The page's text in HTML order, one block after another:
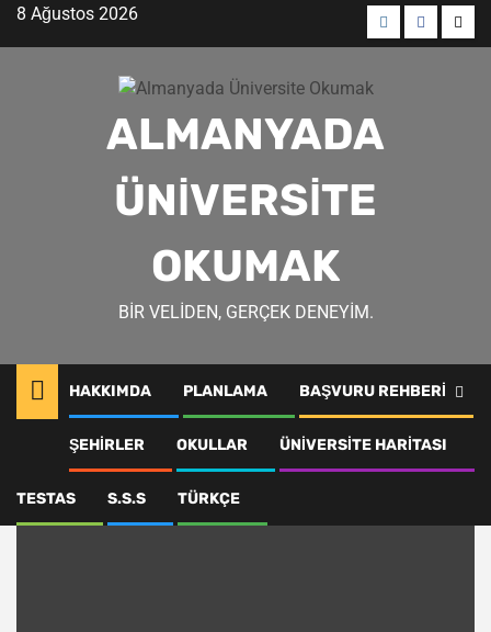
Skip8 Ağustos 2026
MenüMenü
ALMANYADA
ÜNIVERSITE
OKUMAK
BIR VELIDEN, GERÇEK DENEYIM.
HAKKIMDA PLANLAMA BAŞVURU REHBERI
ŞEHIRLER OKULLAR ÜNIVERSITE HARITASI
TESTAS S.S.S TÜRKÇE
rwth erbakan